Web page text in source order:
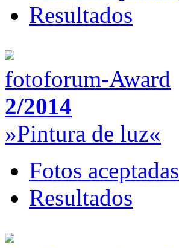
Resultados
fotoforum-Award
2/2014
»Pintura de luz«
Fotos aceptadas
Resultados